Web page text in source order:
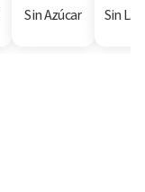
Sin Azúcar Sin